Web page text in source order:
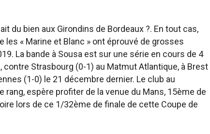
du bien aux Girondins de Bordeaux ?. En tout cas,
les « Marine et Blanc » ont éprouvé de grosses
La bande à Sousa est sur une série en cours de 4
contre Strasbourg (0-1) au Matmut Atlantique, à Brest
(1-0) le 21 décembre dernier. Le club au
rang, espère profiter de la venue du Mans, 15ème de
lors de ce 1/32ème de finale de cette Coupe de